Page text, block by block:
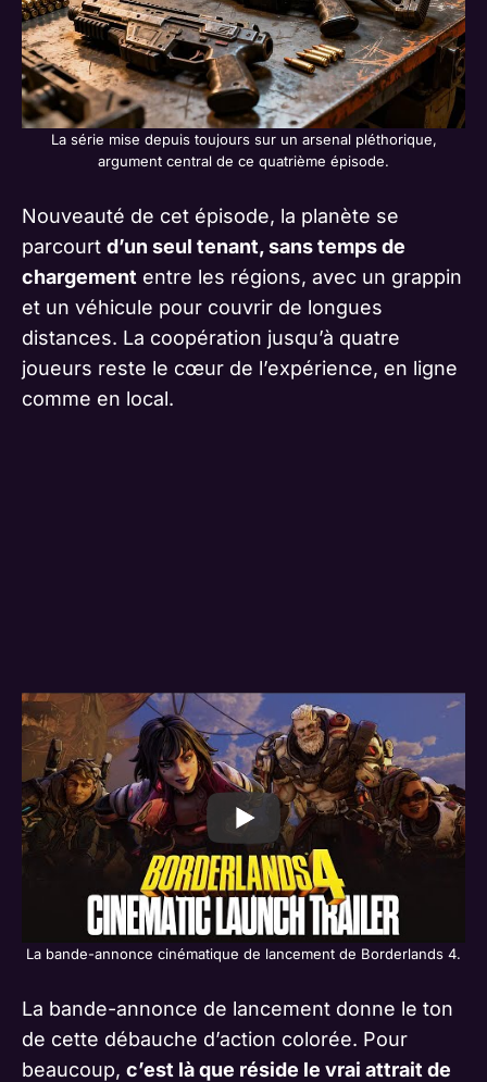
La série mise depuis toujours sur un arsenal pléthorique,
argument central de ce quatrième épisode.
Nouveauté de cet épisode, la planète se
parcourt d’un seul tenant, sans temps de
chargement entre les régions, avec un grappin
et un véhicule pour couvrir de longues
distances. La coopération jusqu’à quatre
joueurs reste le cœur de l’expérience, en ligne
comme en local.
La bande-annonce cinématique de lancement de Borderlands 4.
La bande-annonce de lancement donne le ton
de cette débauche d’action colorée. Pour
beaucoup, c’est là que réside le vrai attrait de